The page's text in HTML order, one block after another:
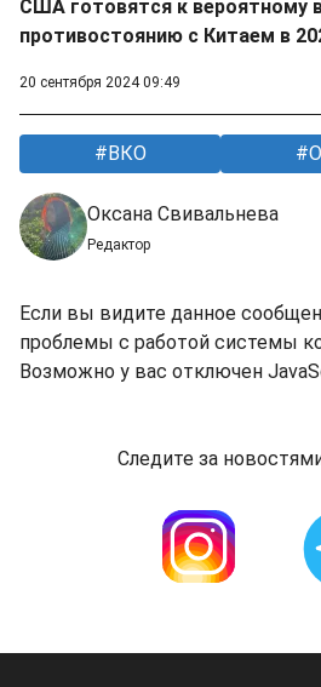
США готовятся к вероятному
противостоянию с Китаем в
20 сентября 2024 09:49
ВКО
Оксана Свивальнева
Редактор
Если вы видите данное
проблемы с работой системы
Возможно у вас отключен
Следите за